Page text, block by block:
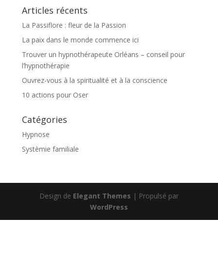
Articles récents
La Passiflore : fleur de la Passion
La paix dans le monde commence ici
Trouver un hypnothérapeute Orléans – conseil pour
l’hypnothérapie
Ouvrez-vous à la spiritualité et à la conscience
10 actions pour Oser
Catégories
Hypnose
Systèmie familiale
Design de Elegant Themes | Propulsé par
WordPress